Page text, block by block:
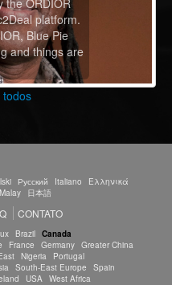
platform.
Blue Pie
and things are
Русский Italiano
Ελληνικά
Malay 日本語
CONTATO
Brazil Canada
France Germany Greater China
Nigeria
Portugal
South-East Europe
Spain
USA
West Africa